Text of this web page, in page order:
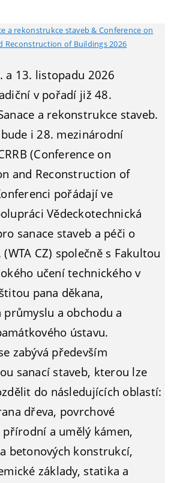
a rekonstrukce staveb & Conference on
Reconstruction of Buildings 2026
a 13. listopadu 2026
v pořadí již 48.
a rekonstrukce staveb.
i 28. mezinárodní
(Conference on
and Reconstruction of
pořádají ve
Vědeckotechnická
sanace staveb a péči o
CZ) společně s Fakultou
učení technického v
pana děkana,
a obchodu a
ústavu.
zabývá především
sanací staveb, kterou lze
do následujících oblastí:
dřeva, povrchové
a umělý kámen,
betonových konstrukcí,
základy, statika a